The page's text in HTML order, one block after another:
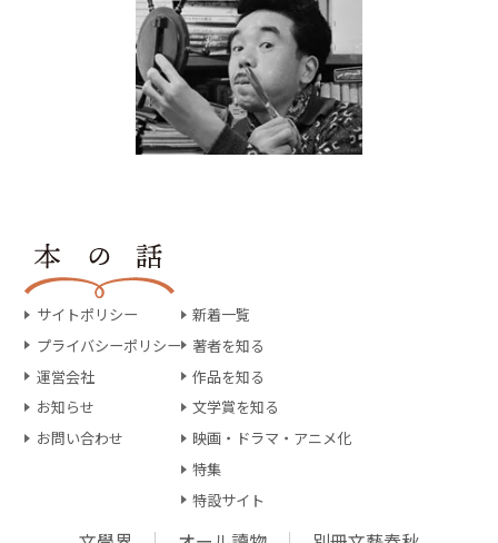
サイトポリシー
プライバシーポリシー
運営会社
お知らせ
お問い合わせ
新着一覧
著者を知る
作品を知る
文学賞を知る
映画・ドラマ・アニメ化
特集
特設サイト